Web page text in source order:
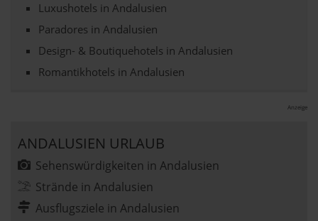
Luxushotels in Andalusien
Paradores in Andalusien
Design- & Boutiquehotels in Andalusien
Romantikhotels in Andalusien
Anzeige
ANDALUSIEN URLAUB
Sehenswürdigkeiten in Andalusien
Strände in Andalusien
Ausflugsziele in Andalusien